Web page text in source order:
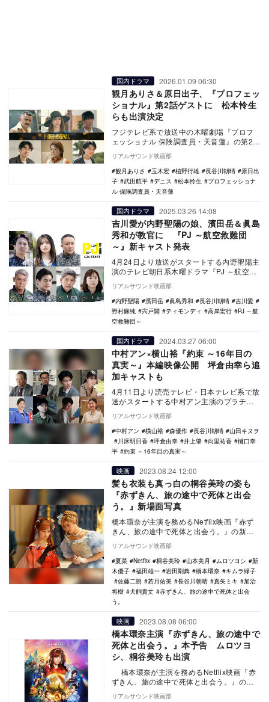
国内ドラマ 2026.01.09 06:30
観月ありさ＆原日出子、『プロフェッ
ショナル』第2話ゲストに 松本怜生
らも出演決定
フジテレビ系で放送中の木曜劇場『プロフ
ェッショナル 保険調査員・天音蓮』の第2話
ゲストとして、観月ありさ、原日出子、長
谷川朝晴、…
リアルサウンド映画部
観月ありさ
玉木宏 植野行雄 長谷川朝晴
原日出
子
武田航平 デニス 松本怜生
プロフェッショナ
ル 保険調査員・天音蓮
国内ドラマ 2025.03.26 14:08
吉川愛が内野聖陽の娘、濱田岳＆眞島
秀和が教官に 『PJ ～航空救難団
～』新キャスト発表
4月24日より放送がスタートする内野聖陽主
演のテレビ朝日系木曜ドラマ『PJ ～航空救
難団～』に濱田岳、吉川愛、眞島秀和、長
谷川朝…
リアルサウンド映画部
内野聖陽
濱田岳 眞島秀和 長谷川朝晴
吉川愛
野村麻純
宍戸開 ティモンディ 高岸宏行
PJ ～航
空救難団～
国内ドラマ 2024.03.27 06:00
中村アン×横山裕『約束 ～16年目の
真実～』本編映像公開 坪倉由幸ら追
加キャストも
4月11日より読売テレビ・日本テレビ系で放
送がスタートする中村アン主演のプラチナ
イト新木曜ドラマ『約束 ～16年目の真実
～』の本…
リアルサウンド映画部
中村アン
横山裕 森優作 長谷川朝晴
山田キヌヲ
川床明日香
坪倉由幸 井上肇 向里祐香
樋口幸
平
約束 ～16年目の真実～
映画 2023.08.24 12:00
髪も衣装も真っ白の桐谷美玲の姿も
『赤ずきん、旅の途中で死体と出会
う。』新場面写真
橋本環奈が主演を務めるNetflix映画『赤ず
きん、旅の途中で死体と出会う。』の新場
面写真が公開された。 本作は、童話の世
界…
リアルサウンド映画部
夏菜
Netflix 桐谷美玲 山本美月 ムロツヨシ
新
木優子
福田雄一 岩田剛典 橋本環奈
キムラ緑子
佐藤二朗
若月佑美 長谷川朝晴 真矢ミキ
加治
将樹
犬飼貴丈
赤ずきん、旅の途中で死体と出会
う。
映画 2023.08.08 06:00
橋本環奈主演『赤ずきん、旅の途中で
死体と出会う。』本予告 ムロツヨ
シ、桐谷美玲も出演
橋本環奈が主演を務めるNetflix映画『赤
ずきん、旅の途中で死体と出会う。』の追
加キャストが発表され、あわせて本予告と
リアルサウンド映画部